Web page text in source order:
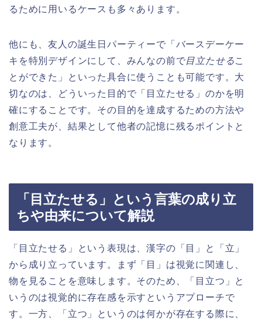
るために用いるケースも多々あります。
他にも、友人の誕生日パーティーで「バースデーケー
キを特別デザインにして、みんなの前で目立たせるこ
とができた」といった具合に使うことも可能です。大
切なのは、どういった目的で「目立たせる」のかを明
確にすることです。その目的を達成するための方法や
創意工夫が、結果として他者の記憶に残るポイントと
なります。
「目立たせる」という言葉の成り立
ちや由来について解説
「目立たせる」という表現は、漢字の「目」と「立」
から成り立っています。まず「目」は視覚に関連し、
物を見ることを意味します。そのため、「目立つ」と
いうのは視覚的に存在感を示すというアプローチで
す。一方、「立つ」というのは何かが存在する際に、